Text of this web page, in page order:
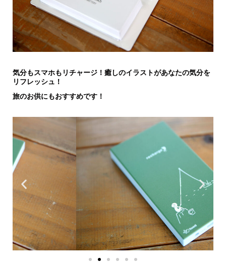
気分もスマホもリチャージ！癒しのイラストがあなたの気分を
リフレッシュ！
旅のお供にもおすすめです！